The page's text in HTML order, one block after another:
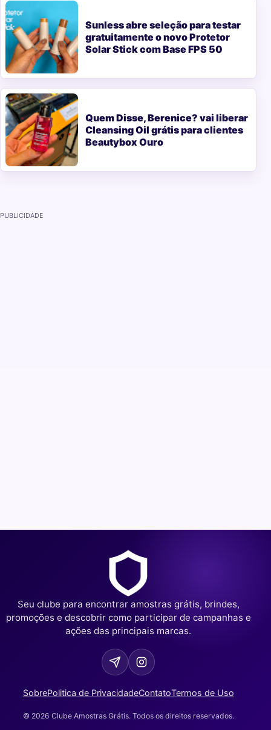
Sunless abre seleção para testar
gratuitamente o novo Protetor
Solar Stick com Base FPS 50
Quem Disse, Berenice? vai liberar
Cleansing Oil grátis para clientes
Beautybox Ouro
PUBLICIDADE
Seu clube para encontrar amostras grátis, brindes,
promoções e descobrir como participar de campanhas e
ações das principais marcas.
SobrePolitica de PrivacidadeContatoTermos de Uso
© 2026 Clube Amostras Grátis. Todos os direitos reservados.